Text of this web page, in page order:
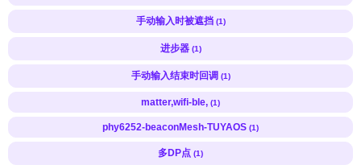
手动输入时被遮挡 (1)
进步器 (1)
手动输入结束时回调 (1)
matter,wifi-ble, (1)
phy6252-beaconMesh-TUYAOS (1)
多DP点 (1)